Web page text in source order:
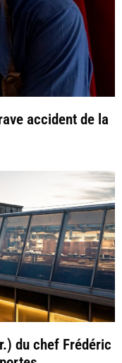
accident de la
du chef Frédéric